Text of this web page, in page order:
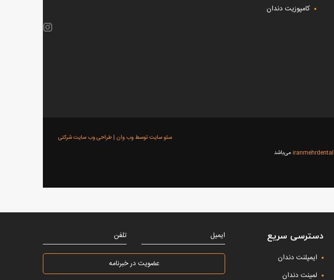
کامپوزیت دندان
iranmehrdentalمی‌باشد
سئو سایت توسط وب وان |طراحی وب سایت شرکتی
دسترسی سریع
ایمپلنت دندان
لمینت دندان
ایمیل تلفن
عضویت در خبرنامه